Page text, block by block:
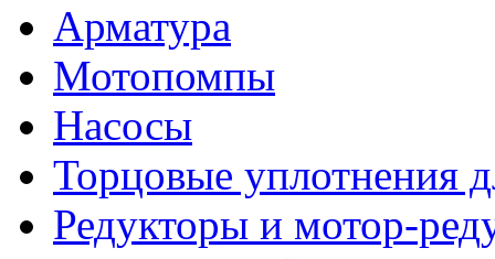
Арматура
Мотопомпы
Насосы
Торцовые уплотнения
Редукторы и мотор-